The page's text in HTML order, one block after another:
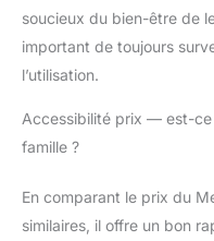
soucieux du bien-être de
important de toujours
l’utilisation.
Accessibilité prix — est-
famille ?
En comparant le prix du
similaires, il offre un bon